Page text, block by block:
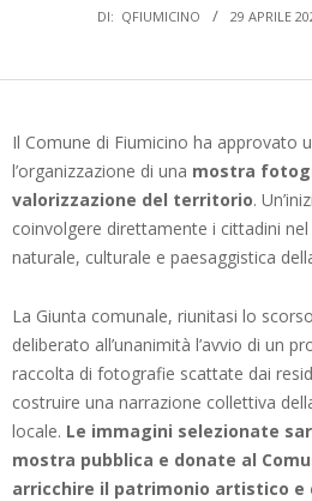
DI: QFIUMICINO 29 APRILE
Il Comune di Fiumicino ha approvato
l’organizzazione di una mostra
valorizzazione del territorio.
coinvolgere direttamente i cittadini
naturale, culturale e paesaggistica
La Giunta comunale, riunitasi lo
deliberato all’unanimità l’avvio di un
raccolta di fotografie scattate dai
costruire una narrazione collettiva
locale. Le immagini selezionate
mostra pubblica e donate al
arricchire il patrimonio artistico